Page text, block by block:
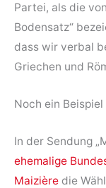
Partei, als die
Bodensatz“
dass wir verbal
Griechen und
Noch ein
In der Sendung
ehemalige
Maizière die